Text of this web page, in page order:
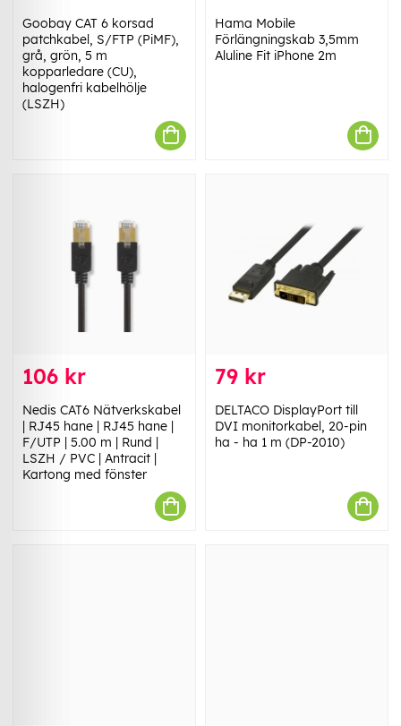
Goobay CAT 6 korsad
patchkabel, S/FTP (PiMF),
grå, grön, 5 m
kopparledare (CU),
halogenfri kabelhölje
(LSZH)
Hama Mobile
Förlängningskab 3,5mm
Aluline Fit iPhone 2m
106 kr
Nedis CAT6 Nätverkskabel
| RJ45 hane | RJ45 hane |
F/UTP | 5.00 m | Rund |
LSZH / PVC | Antracit |
Kartong med fönster
79 kr
DELTACO DisplayPort till
DVI monitorkabel, 20-pin
ha - ha 1 m (DP-2010)